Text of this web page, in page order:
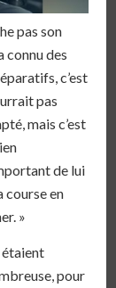
pas son
connu des
c’est
pas
mais c’est
de lui
course en
»
pour